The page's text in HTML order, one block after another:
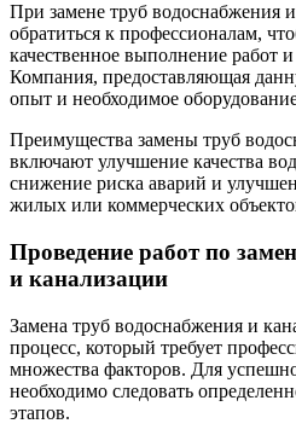
При замене труб водоснабжения
обратиться к профессионалам,
качественное выполнение работ
Компания, предоставляющая
опыт и необходимое
Преимущества замены труб
включают улучшение качества
снижение риска аварий и
жилых или коммерческих
Проведение работ по
и канализации
Замена труб водоснабжения и
процесс, который требует
множества факторов. Для
необходимо следовать
этапов.